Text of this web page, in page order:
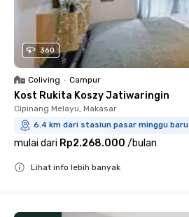
360
Coliving • Campur
Kost Rukita Koszy Jatiwaringin
Cipinang Melayu, Makasar
6.4 km dari stasiun pasar minggu baru
mulai dari Rp2.268.000 /bulan
Lihat info lebih banyak